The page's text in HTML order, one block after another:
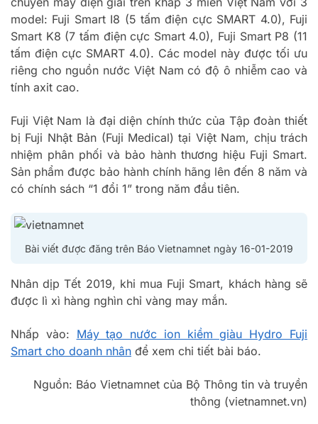
model: Fuji Smart I8 (5 tấm điện cực SMART 4.0), Fuji
Smart K8 (7 tấm điện cực Smart 4.0), Fuji Smart P8 (11
tấm điện cực SMART 4.0). Các model này được tối ưu
riêng cho nguồn nước Việt Nam có độ ô nhiễm cao và
tính axit cao.
Fuji Việt Nam là đại diện chính thức của Tập đoàn thiết
bị Fuji Nhật Bản (Fuji Medical) tại Việt Nam, chịu trách
nhiệm phân phối và bảo hành thương hiệu Fuji Smart.
Sản phẩm được bảo hành chính hãng lên đến 8 năm và
có chính sách “1 đổi 1” trong năm đầu tiên.
Bài viết được đăng trên Báo Vietnamnet ngày 16-01-2019
Nhân dịp Tết 2019, khi mua Fuji Smart, khách hàng sẽ
được lì xì hàng nghìn chỉ vàng may mắn.
Nhấp vào: Máy tạo nước ion kiềm giàu Hydro Fuji
Smart cho doanh nhân để xem chi tiết bài báo.
Nguồn: Báo Vietnamnet của Bộ Thông tin và truyền
thông (vietnamnet.vn)